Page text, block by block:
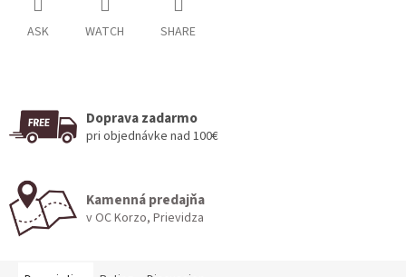
ASK WATCH SHARE
Doprava zadarmo
pri objednávke nad 100€
Kamenná predajňa
v OC Korzo, Prievidza